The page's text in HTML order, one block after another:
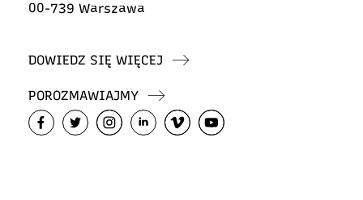
00-739 Warszawa
DOWIEDZ SIĘ WIĘCEJ
POROZMAWIAJMY